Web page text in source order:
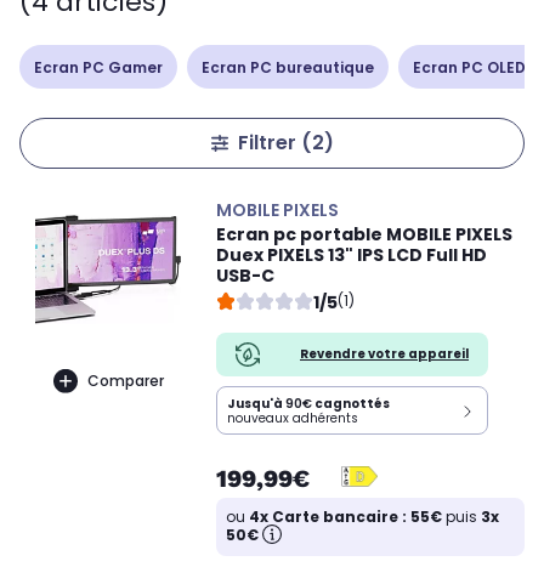
Ecran PC Gamer Ecran PC bureautique Ecran PC OLED /
Filtrer (2)
Comparer
MOBILE PIXELS
Ecran pc portable MOBILE PIXELS
Duex PIXELS 13" IPS LCD Full HD
USB-C
1/5(1)
Revendre votre appareil
Jusqu'à 90€ cagnottés
nouveaux adhérents
199,99€
ou 4x Carte bancaire : 55€puis 3x
50€